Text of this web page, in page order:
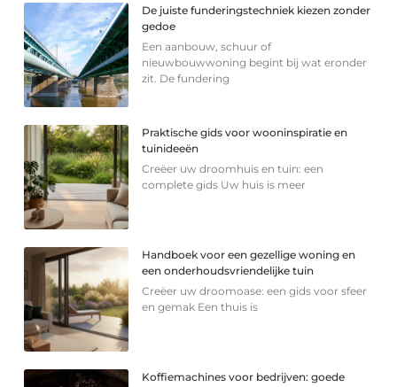
De juiste funderingstechniek kiezen zonder
gedoe
Een aanbouw, schuur of
nieuwbouwwoning begint bij wat eronder
zit. De fundering
Praktische gids voor wooninspiratie en
tuinideeën
Creëer uw droomhuis en tuin: een
complete gids Uw huis is meer
Handboek voor een gezellige woning en
een onderhoudsvriendelijke tuin
Creëer uw droomoase: een gids voor sfeer
en gemak Een thuis is
Koffiemachines voor bedrijven: goede